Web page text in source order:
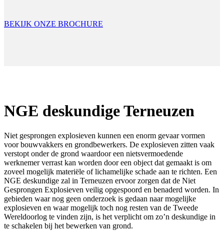
BEKIJK ONZE BROCHURE
NGE deskundige Terneuzen
Niet gesprongen explosieven kunnen een enorm gevaar vormen
voor bouwvakkers en grondbewerkers. De explosieven zitten vaak
verstopt onder de grond waardoor een nietsvermoedende
werknemer verrast kan worden door een object dat gemaakt is om
zoveel mogelijk materiële of lichamelijke schade aan te richten. Een
NGE deskundige zal in Terneuzen ervoor zorgen dat de Niet
Gesprongen Explosieven veilig opgespoord en benaderd worden. In
gebieden waar nog geen onderzoek is gedaan naar mogelijke
explosieven en waar mogelijk toch nog resten van de Tweede
Wereldoorlog te vinden zijn, is het verplicht om zo’n deskundige in
te schakelen bij het bewerken van grond.